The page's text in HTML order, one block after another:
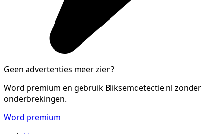
Geen advertenties meer zien?
Word premium en gebruik Bliksemdetectie.nl zonder
onderbrekingen.
Word premium